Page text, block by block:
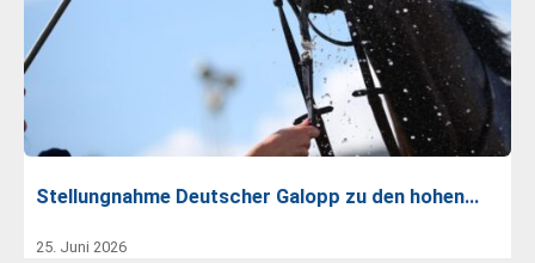
Stellungnahme Deutscher Galopp zu den hohen…
25. Juni 2026